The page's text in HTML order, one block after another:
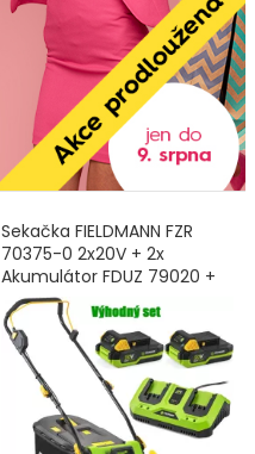
Sekačka FIELDMANN FZR
70375-0 2x20V + 2x
Akumulátor FDUZ 79020 +
Nabíječka FDUZ 79110